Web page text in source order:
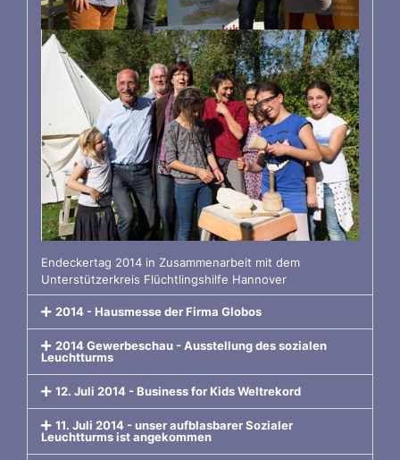
Endeckertag 2014 in Zusammenarbeit mit dem
Unterstützerkreis Flüchtlingshilfe Hannover
2014 - Hausmesse der Firma Globos
2014 Gewerbeschau - Ausstellung des sozialen
Leuchtturms
12. Juli 2014 - Business for Kids Weltrekord
11. Juli 2014 - unser aufblasbarer Sozialer
Leuchtturms ist angekommen